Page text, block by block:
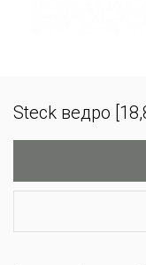
Steck ведро